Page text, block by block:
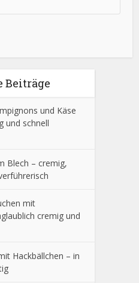
Beiträge
und Käse
und schnell
Blech – cremig,
mit
cremig und
Hackbällchen – in